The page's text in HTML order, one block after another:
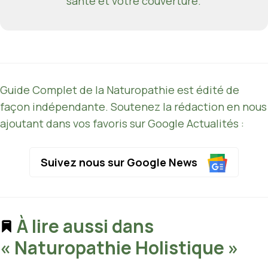
Guide Complet de la Naturopathie est édité de
façon indépendante. Soutenez la rédaction en nous
ajoutant dans vos favoris sur Google Actualités :
Suivez nous sur Google News
À lire aussi dans
« Naturopathie Holistique »